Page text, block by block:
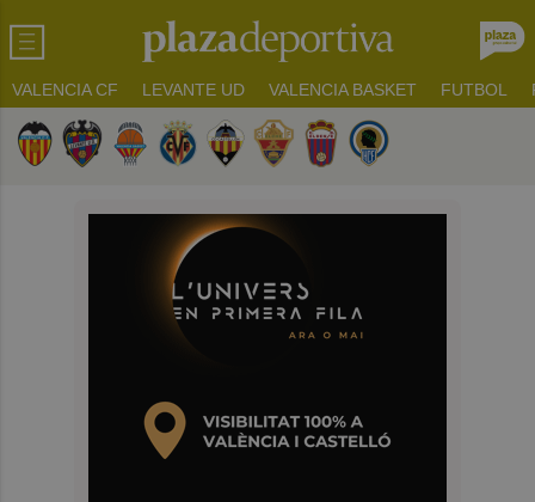
VALENCIA CF LEVANTE UD VALENCIA BASKET FUTBOL